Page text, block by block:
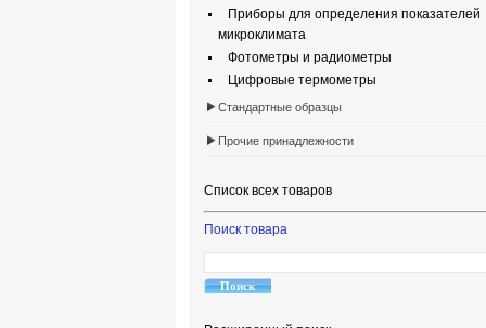
Приборы для определения показателей
микроклимата
Фотометры и радиометры
Цифровые термометры
Стандартные образцы
Прочие принадлежности
Список всех товаров
Поиск товара